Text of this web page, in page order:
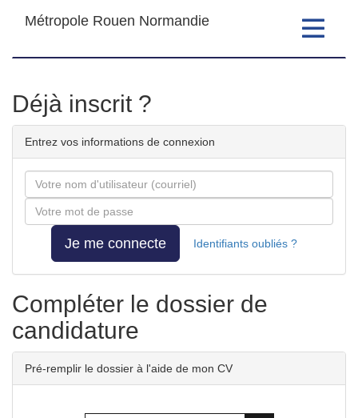
Toggle
Métropole Rouen Normandie
Formulaire
de
candidature
Déjà inscrit ?
Entrez vos informations de connexion
Courriel
Mot
de
Je me connecte Identifiants oubliés ?
Compléter le dossier de
candidature
Pré-remplir le dossier à l'aide de mon CV